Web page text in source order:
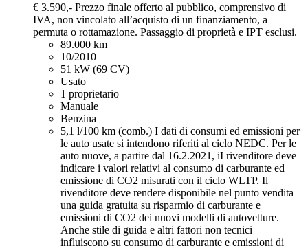
€ 3.590,- Prezzo finale offerto al pubblico, comprensivo di
IVA, non vincolato all’acquisto di un finanziamento, a
permuta o rottamazione. Passaggio di proprietà e IPT esclusi.
89.000 km
10/2010
51 kW (69 CV)
Usato
1 proprietario
Manuale
Benzina
5,1 l/100 km (comb.) I dati di consumi ed emissioni per
le auto usate si intendono riferiti al ciclo NEDC. Per le
auto nuove, a partire dal 16.2.2021, iI rivenditore deve
indicare i valori relativi al consumo di carburante ed
emissione di CO2 misurati con il ciclo WLTP. Il
rivenditore deve rendere disponibile nel punto vendita
una guida gratuita su risparmio di carburante e
emissioni di CO2 dei nuovi modelli di autovetture.
Anche stile di guida e altri fattori non tecnici
influiscono su consumo di carburante e emissioni di